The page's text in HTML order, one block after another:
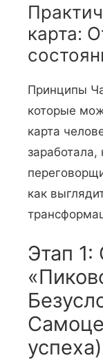
карта:
Принципы
которые
карта
как
Этап 1:
успеха)